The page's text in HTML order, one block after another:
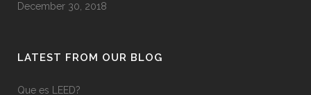
December 30, 2018
LATEST FROM OUR BLOG
Que es LEED?